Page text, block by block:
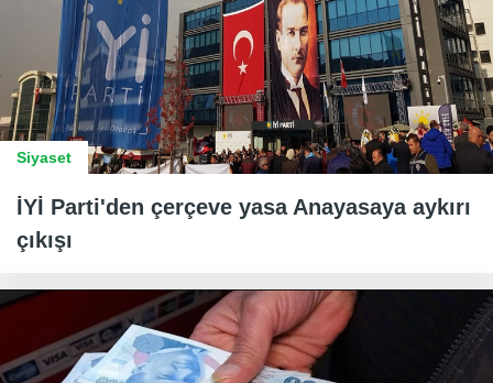
Siyaset
İYİ Parti'den çerçeve yasa Anayasaya aykırı
çıkışı